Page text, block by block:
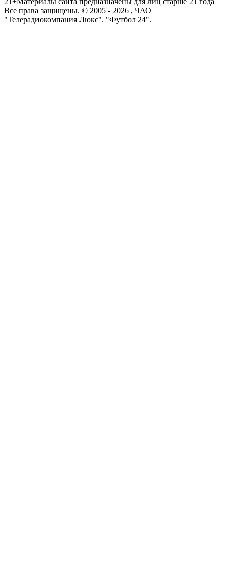
Все права защищены. © 2005 - 2026 , ЧАО
"Телерадиокомпания Люкс". "Футбол 24".